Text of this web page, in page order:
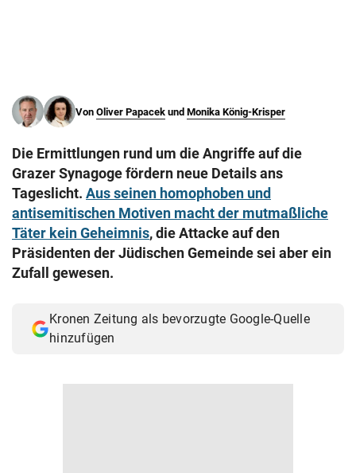
Von Oliver Papacek und Monika König-Krisper
Die Ermittlungen rund um die Angriffe auf die
Grazer Synagoge fördern neue Details ans
Tageslicht. Aus seinen homophoben und
antisemitischen Motiven macht der mutmaßliche
Täter kein Geheimnis, die Attacke auf den
Präsidenten der Jüdischen Gemeinde sei aber ein
Zufall gewesen.
Kronen Zeitung als bevorzugte Google-Quelle
hinzufügen